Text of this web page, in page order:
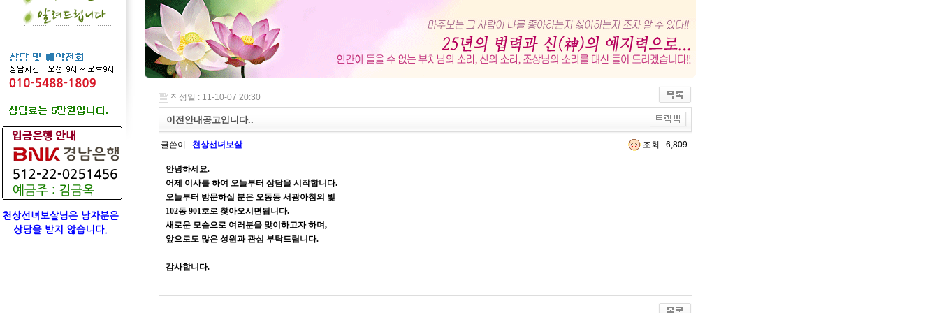
작성일 : 11-10-07 20:30
이전안내공고입니다..
글쓴이 : 천상선녀보살 조회 : 6,809
안녕하세요.
어제 이사를 하여 오늘부터 상담을 시작합니다.
오늘부터 방문하실 분은 오동동 서광아침의 빛
102동 901호로 찾아오시면됩니다.
새로운 모습으로 여러분을 맞이하고자 하며,
앞으로도 많은 성원과 관심 부탁드립니다.
감사합니다.